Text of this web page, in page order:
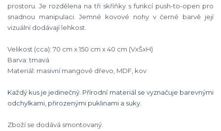
prostoru. Je rozdělena na tři skříňky s funkcí push-to-open pro
snadnou manipulaci. Jemné kovové nohy v černé barvě její
vizuální dodávají lehkost.
Velikost (cca): 70 cm x 150 cm x 40 cm (VxŠxH)
Barva: tmavá
Materiál: masivní mangové dřevo, MDF, kov
Každý kus je jedinečný. Přírodní materiál se vyznačuje barevnými
odchylkami, přirozenými puklinami a suky.
Zboží se dodává smontovaný.